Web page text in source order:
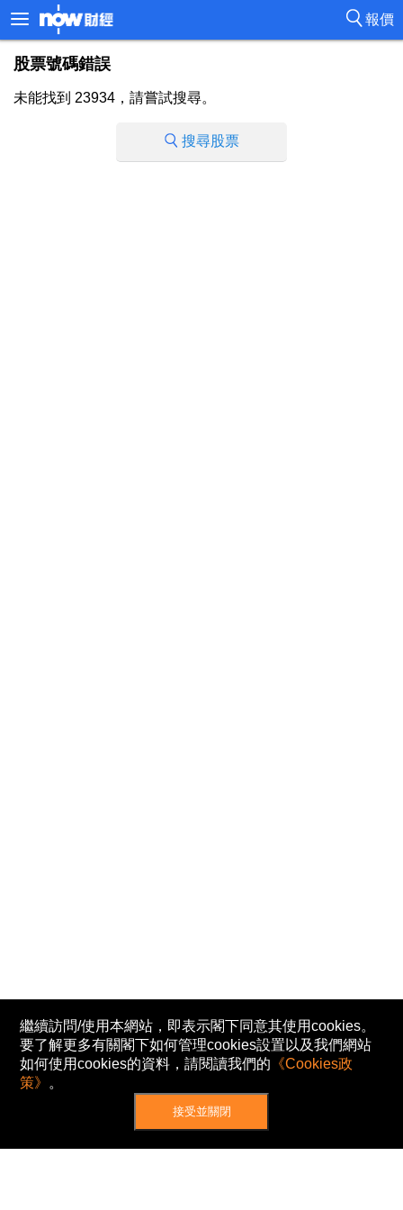
報價
股票號碼錯誤
未能找到 23934，請嘗試搜尋。
搜尋股票
繼續訪問/使用本網站，即表示閣下同意其使用cookies。
要了解更多有關閣下如何管理cookies設置以及我們網站
如何使用cookies的資料，請閱讀我們的 《Cookies政
策》 。
接受並關閉